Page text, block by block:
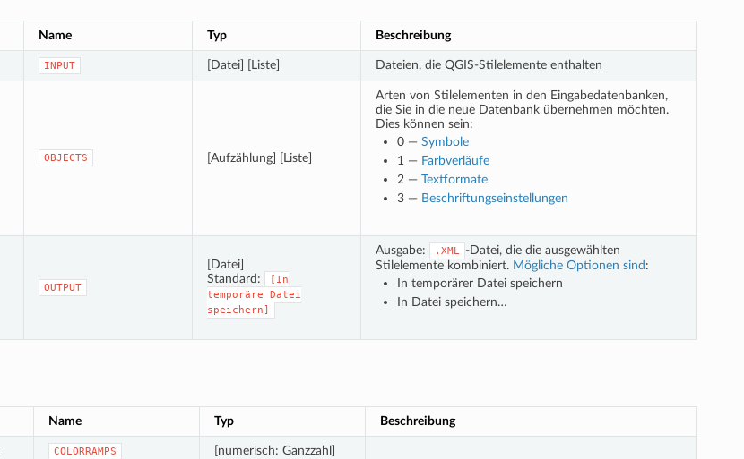
Name Typ Beschreibung
INPUT [Datei] [Liste] Dateien, die QGIS-Stilelemente enthalten
OBJECTS [Aufzählung] [Liste]
Arten von Stilelementen in den Eingabedatenbanken,
die Sie in die neue Datenbank übernehmen möchten.
Dies können sein:
0 — Symbole
1 — Farbverläufe
2 — Textformate
3 — Beschriftungseinstellungen
OUTPUT
[Datei]
Standard:
[In
temporäre
Datei
speichern]
Ausgabe: .XML -Datei, die die ausgewählten
Stilelemente kombiniert. Mögliche Optionen sind :
In temporärer Datei speichern
In Datei speichern…
Name Typ Beschreibung
COLORRAMPS [numerisch: Ganzzahl]